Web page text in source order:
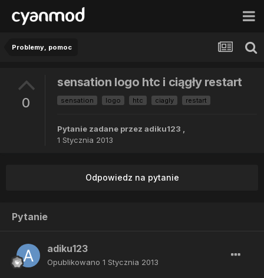
Problemy, pomoc
0
sensation logo htc i ciągły restart
sensation logo htc ciagly restart
Pytanie zadane przez adiku123 ,
1 Stycznia 2013
Odpowiedz na pytanie
Pytanie
adiku123
Opublikowano 1 Stycznia 2013